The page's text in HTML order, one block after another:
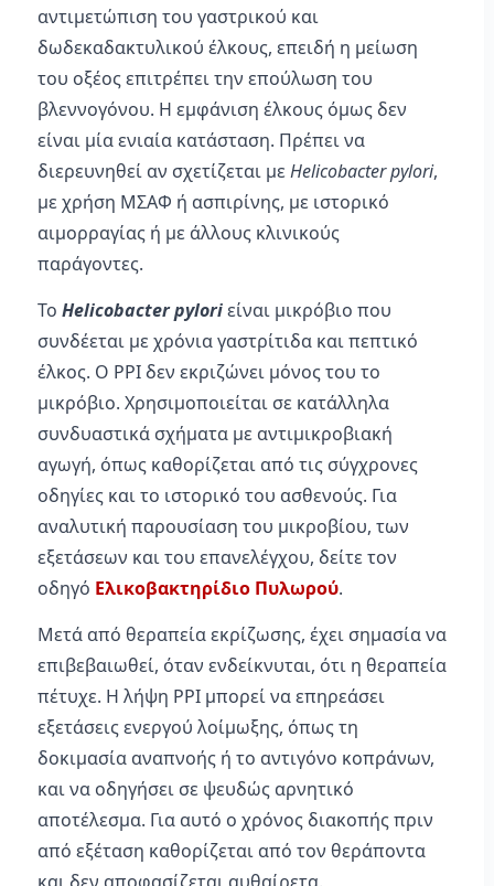
αντιμετώπιση του γαστρικού και
δωδεκαδακτυλικού έλκους, επειδή η μείωση
του οξέος επιτρέπει την επούλωση του
βλεννογόνου. Η εμφάνιση έλκους όμως δεν
είναι μία ενιαία κατάσταση. Πρέπει να
διερευνηθεί αν σχετίζεται μεHelicobacter pylori,
με χρήση ΜΣΑΦ ή ασπιρίνης, με ιστορικό
αιμορραγίας ή με άλλους κλινικούς
παράγοντες.
Το Helicobacter pyloriείναι μικρόβιο που
συνδέεται με χρόνια γαστρίτιδα και πεπτικό
έλκος. Ο PPI δεν εκριζώνει μόνος του το
μικρόβιο. Χρησιμοποιείται σε κατάλληλα
συνδυαστικά σχήματα με αντιμικροβιακή
αγωγή, όπως καθορίζεται από τις σύγχρονες
οδηγίες και το ιστορικό του ασθενούς. Για
αναλυτική παρουσίαση του μικροβίου, των
εξετάσεων και του επανελέγχου, δείτε τον
οδηγό Ελικοβακτηρίδιο Πυλωρού.
Μετά από θεραπεία εκρίζωσης, έχει σημασία να
επιβεβαιωθεί, όταν ενδείκνυται, ότι η θεραπεία
πέτυχε. Η λήψη PPI μπορεί να επηρεάσει
εξετάσεις ενεργού λοίμωξης, όπως τη
δοκιμασία αναπνοής ή το αντιγόνο κοπράνων,
και να οδηγήσει σε ψευδώς αρνητικό
αποτέλεσμα. Για αυτό ο χρόνος διακοπής πριν
από εξέταση καθορίζεται από τον θεράποντα